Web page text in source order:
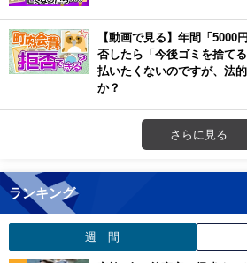
【動画で見る】年間「5000
否したら「今後ゴミを捨て
払いたくないのですが、法
か？
さらに見る
ランキング
週 間